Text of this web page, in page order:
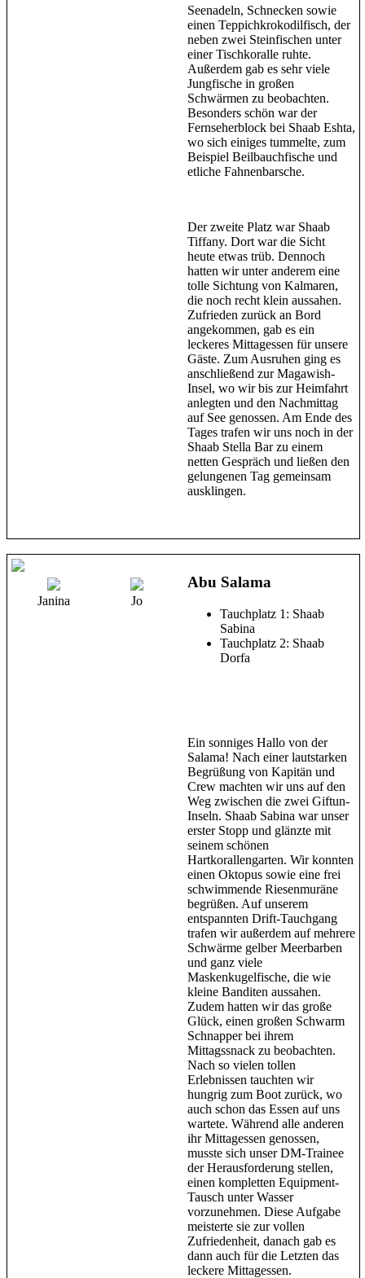
Seenadeln, Schnecken sowie
einen Teppichkrokodilfisch, der
neben zwei Steinfischen unter
einer Tischkoralle ruhte.
Außerdem gab es sehr viele
Jungfische in großen
Schwärmen zu beobachten.
Besonders schön war der
Fernseherblock bei Shaab Eshta,
wo sich einiges tummelte, zum
Beispiel Beilbauchfische und
etliche Fahnenbarsche.
Der zweite Platz war Shaab
Tiffany. Dort war die Sicht
heute etwas trüb. Dennoch
hatten wir unter anderem eine
tolle Sichtung von Kalmaren,
die noch recht klein aussahen.
Zufrieden zurück an Bord
angekommen, gab es ein
leckeres Mittagessen für unsere
Gäste. Zum Ausruhen ging es
anschließend zur Magawish-
Insel, wo wir bis zur Heimfahrt
anlegten und den Nachmittag
auf See genossen. Am Ende des
Tages trafen wir uns noch in der
Shaab Stella Bar zu einem
netten Gespräch und ließen den
gelungenen Tag gemeinsam
ausklingen.
Janina Jo
Abu Salama
Tauchplatz 1: Shaab
Sabina
Tauchplatz 2: Shaab
Dorfa
Ein sonniges Hallo von der
Salama! Nach einer lautstarken
Begrüßung von Kapitän und
Crew machten wir uns auf den
Weg zwischen die zwei Giftun-
Inseln. Shaab Sabina war unser
erster Stopp und glänzte mit
seinem schönen
Hartkorallengarten. Wir konnten
einen Oktopus sowie eine frei
schwimmende Riesenmuräne
begrüßen. Auf unserem
entspannten Drift-Tauchgang
trafen wir außerdem auf mehrere
Schwärme gelber Meerbarben
und ganz viele
Maskenkugelfische, die wie
kleine Banditen aussahen.
Zudem hatten wir das große
Glück, einen großen Schwarm
Schnapper bei ihrem
Mittagssnack zu beobachten.
Nach so vielen tollen
Erlebnissen tauchten wir
hungrig zum Boot zurück, wo
auch schon das Essen auf uns
wartete. Während alle anderen
ihr Mittagessen genossen,
musste sich unser DM-Trainee
der Herausforderung stellen,
einen kompletten Equipment-
Tausch unter Wasser
vorzunehmen. Diese Aufgabe
meisterte sie zur vollen
Zufriedenheit, danach gab es
dann auch für die Letzten das
leckere Mittagessen.